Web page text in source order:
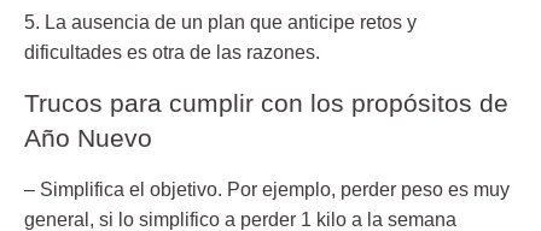
5. La ausencia de un plan que anticipe retos y
dificultades es otra de las razones.
Trucos para cumplir con los propósitos de
Año Nuevo
– Simplifica el objetivo. Por ejemplo, perder peso es muy
general, si lo simplifico a perder 1 kilo a la semana